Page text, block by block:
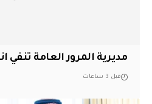
مديرية المرور العامة تنفي
قبل 3 ساعات